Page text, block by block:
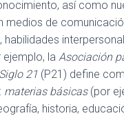
así como
medios de
habilidades
ejemplo, la Asociación
21 (P21) define
materias básicas(por
historia,